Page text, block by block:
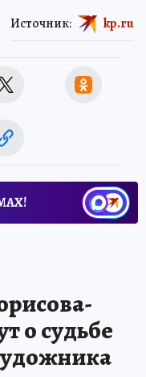
Источник: kp.ru
о судьбе